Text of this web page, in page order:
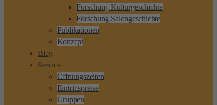
Forschung Kulturgeschichte
Forschung Salongeschichte
Publikationen
Konzept
Blog
Service
Öffnungszeiten
Eintrittspreise
Gruppen